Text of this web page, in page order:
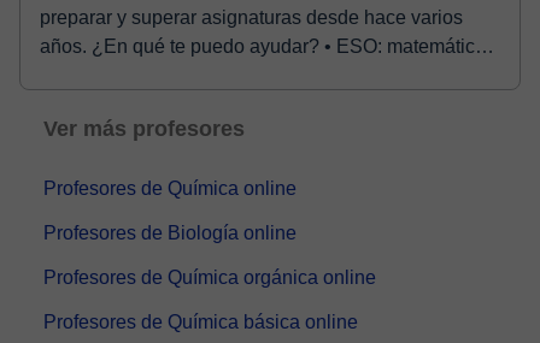
preparar y superar asignaturas desde hace varios
años. ¿En qué te puedo ayudar? • ESO: matemáticas,
Ver más profesores
Profesores de Química online
Profesores de Biología online
Profesores de Química orgánica online
Profesores de Química básica online